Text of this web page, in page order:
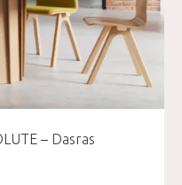
– Dasras